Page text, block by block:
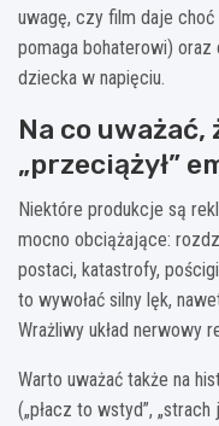
uwagę, czy film daje
pomaga bohaterowi) oraz
dziecka w napięciu.
Na co uważać,
„przeciążył”
Niektóre produkcje są
mocno obciążające:
postaci, katastrofy,
to wywołać silny lęk,
Wrażliwy układ nerwowy
Warto uważać także na
(„płacz to wstyd”,